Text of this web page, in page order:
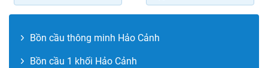
Bồn cầu thông minh Hảo Cảnh
Bồn cầu 1 khối Hảo Cảnh